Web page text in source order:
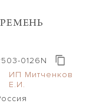
0126N
ИП Митченков
Е.И.